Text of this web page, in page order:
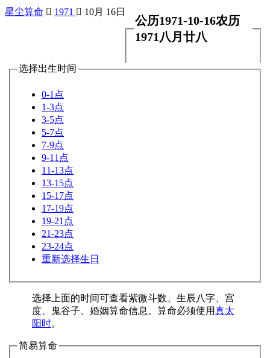
星尘算命  1971  10月 16日
公历1971-10-16农历
1971八月廿八
选择出生时间
0-1点
1-3点
3-5点
5-7点
7-9点
9-11点
11-13点
13-15点
15-17点
17-19点
19-21点
21-23点
23-24点
重新选择生日
选择上面的时间可查看紫微斗数、生辰八字、宫
度、鬼谷子、婚姻算命信息。算命必须使用真太
阳时。
简易算命